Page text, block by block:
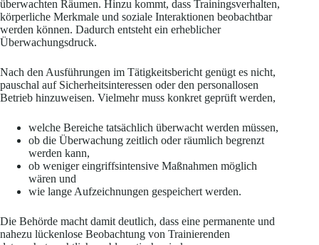
überwachten Räumen. Hinzu kommt, dass Trainingsverhalten,
körperliche Merkmale und soziale Interaktionen beobachtbar
werden können. Dadurch entsteht ein erheblicher
Überwachungsdruck.
Nach den Ausführungen im Tätigkeitsbericht genügt es nicht,
pauschal auf Sicherheitsinteressen oder den personallosen
Betrieb hinzuweisen. Vielmehr muss konkret geprüft werden,
welche Bereiche tatsächlich überwacht werden müssen,
ob die Überwachung zeitlich oder räumlich begrenzt
werden kann,
ob weniger eingriffsintensive Maßnahmen möglich
wären und
wie lange Aufzeichnungen gespeichert werden.
Die Behörde macht damit deutlich, dass eine permanente und
nahezu lückenlose Beobachtung von Trainierenden